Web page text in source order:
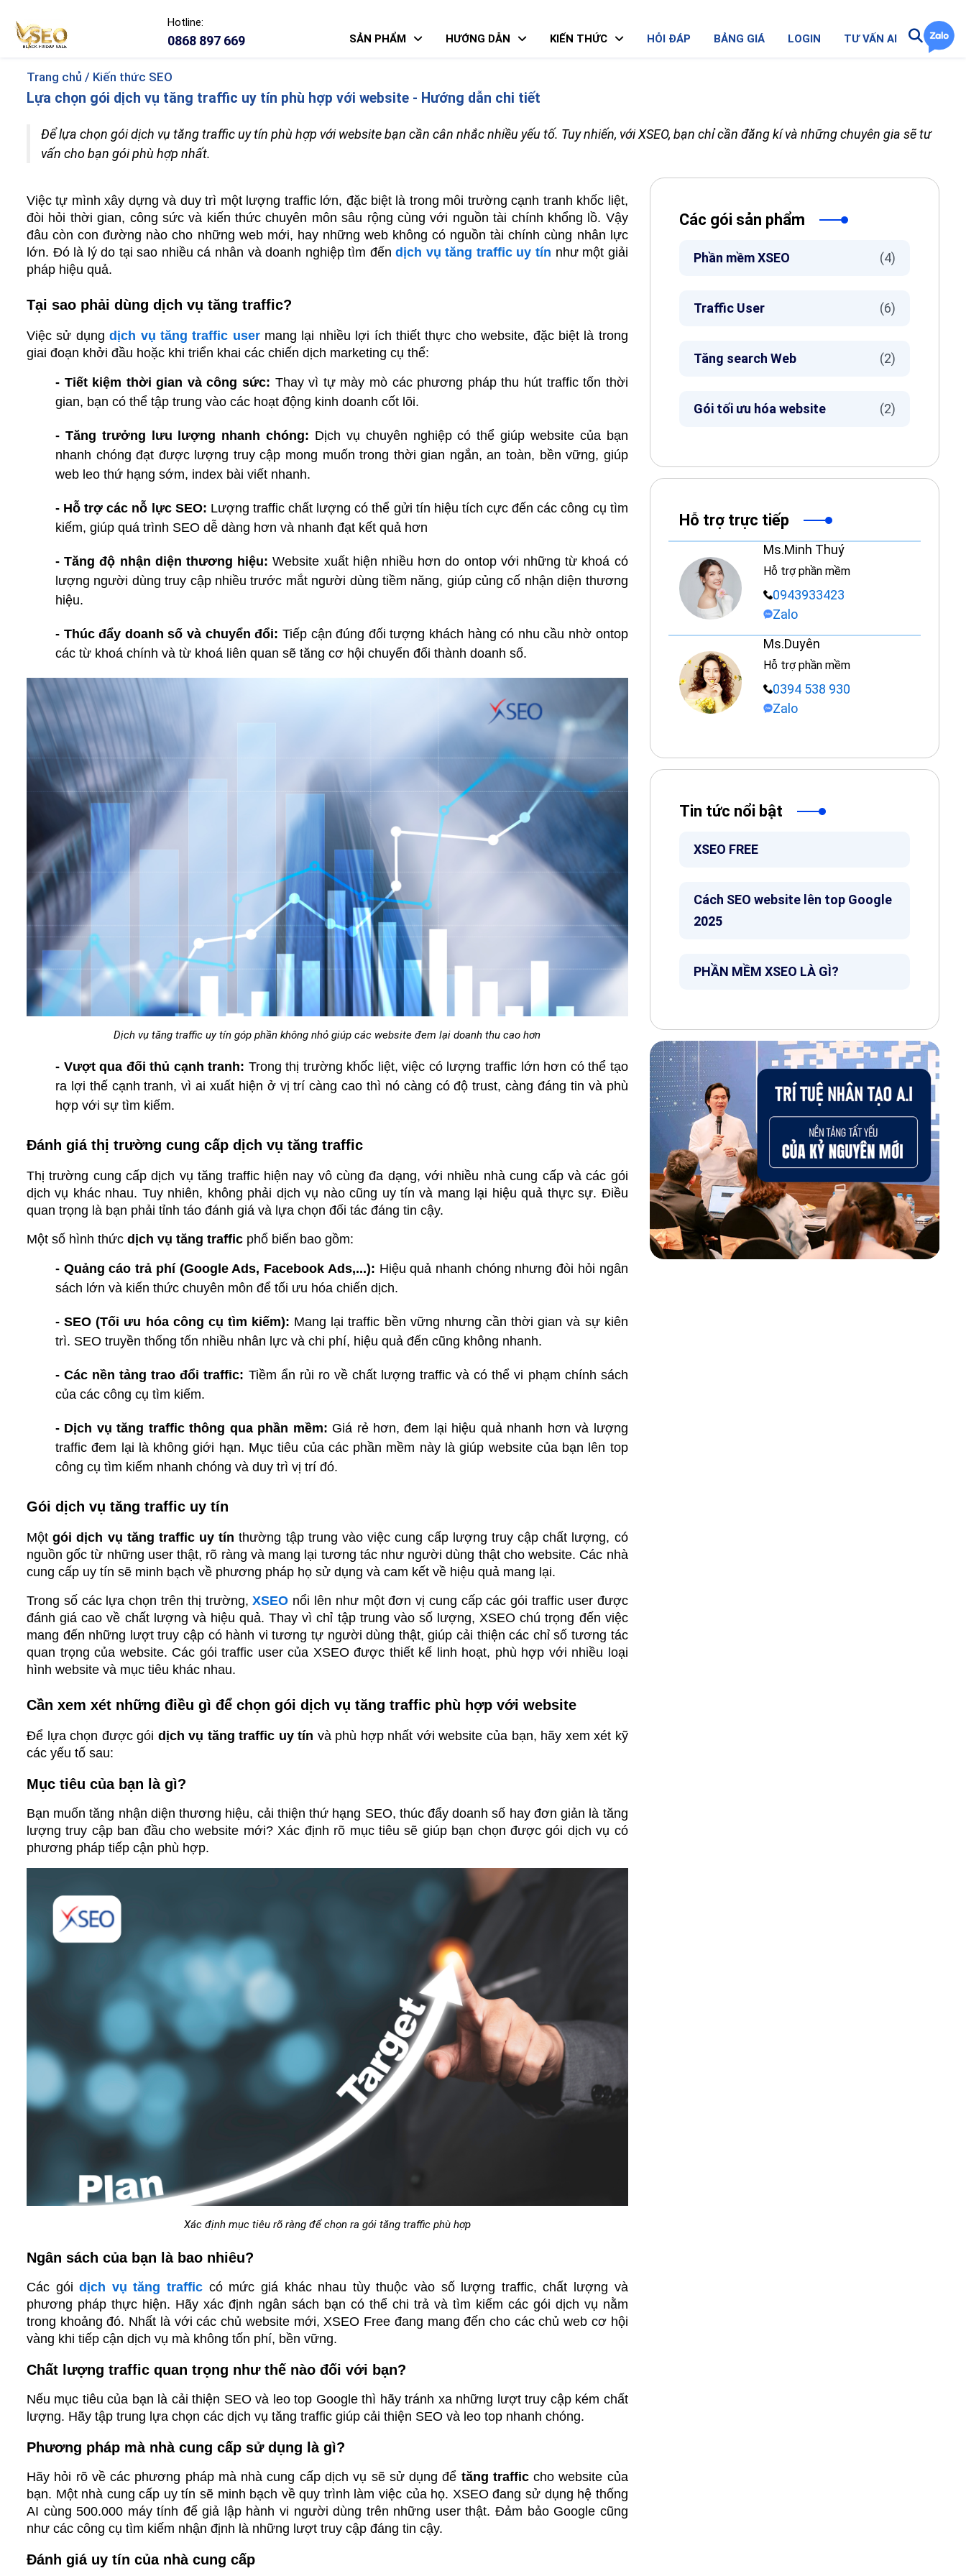
Hotline:
0868 897 669 SẢN PHẨM HƯỚNG DẪN KIẾN THỨC HỎI ĐÁP BẢNG GIÁ LOGIN TƯ VẤN AI
Trang chủ / Kiến thức SEO
Lựa chọn gói dịch vụ tăng traffic uy tín phù hợp với website - Hướng dẫn chi tiết
Để lựa chọn gói dịch vụ tăng traffic uy tín phù hợp với website bạn cần cân nhắc nhiều yếu tố. Tuy nhiến, với XSEO, bạn chỉ cần đăng kí và những chuyên gia sẽ tư
vấn cho bạn gói phù hợp nhất.
Việc tự mình xây dựng và duy trì một lượng traffic lớn, đặc biệt là trong môi trường cạnh tranh khốc liệt,
đòi hỏi thời gian, công sức và kiến thức chuyên môn sâu rộng cùng với nguồn tài chính khổng lồ. Vậy
đâu còn con đường nào cho những web mới, hay những web không có nguồn tài chính cùng nhân lực
lớn. Đó là lý do tại sao nhiều cá nhân và doanh nghiệp tìm đến dịch vụ tăng traffic uy tín như một giải
pháp hiệu quả.
Tại sao phải dùng dịch vụ tăng traffic?
Việc sử dụng dịch vụ tăng traffic user mang lại nhiều lợi ích thiết thực cho website, đặc biệt là trong
giai đoạn khởi đầu hoặc khi triển khai các chiến dịch marketing cụ thể:
- Tiết kiệm thời gian và công sức: Thay vì tự mày mò các phương pháp thu hút traffic tốn thời
gian, bạn có thể tập trung vào các hoạt động kinh doanh cốt lõi.
- Tăng trưởng lưu lượng nhanh chóng: Dịch vụ chuyên nghiệp có thể giúp website của bạn
nhanh chóng đạt được lượng truy cập mong muốn trong thời gian ngắn, an toàn, bền vững, giúp
web leo thứ hạng sớm, index bài viết nhanh.
- Hỗ trợ các nỗ lực SEO: Lượng traffic chất lượng có thể gửi tín hiệu tích cực đến các công cụ tìm
kiếm, giúp quá trình SEO dễ dàng hơn và nhanh đạt kết quả hơn
- Tăng độ nhận diện thương hiệu: Website xuất hiện nhiều hơn do ontop với những từ khoá có
lượng người dùng truy cập nhiều trước mắt người dùng tiềm năng, giúp củng cố nhận diện thương
hiệu.
- Thúc đẩy doanh số và chuyển đổi: Tiếp cận đúng đối tượng khách hàng có nhu cầu nhờ ontop
các từ khoá chính và từ khoá liên quan sẽ tăng cơ hội chuyển đổi thành doanh số.
Dịch vụ tăng traffic uy tín góp phần không nhỏ giúp các website đem lại doanh thu cao hơn
- Vượt qua đối thủ cạnh tranh: Trong thị trường khốc liệt, việc có lượng traffic lớn hơn có thể tạo
ra lợi thế cạnh tranh, vì ai xuất hiện ở vị trí càng cao thì nó càng có độ trust, càng đáng tin và phù
hợp với sự tìm kiếm.
Đánh giá thị trường cung cấp dịch vụ tăng traffic
Thị trường cung cấp dịch vụ tăng traffic hiện nay vô cùng đa dạng, với nhiều nhà cung cấp và các gói
dịch vụ khác nhau. Tuy nhiên, không phải dịch vụ nào cũng uy tín và mang lại hiệu quả thực sự. Điều
quan trọng là bạn phải tỉnh táo đánh giá và lựa chọn đối tác đáng tin cậy.
Một số hình thức dịch vụ tăng traffic phổ biến bao gồm:
- Quảng cáo trả phí (Google Ads, Facebook Ads,...): Hiệu quả nhanh chóng nhưng đòi hỏi ngân
sách lớn và kiến thức chuyên môn để tối ưu hóa chiến dịch.
- SEO (Tối ưu hóa công cụ tìm kiếm): Mang lại traffic bền vững nhưng cần thời gian và sự kiên
trì. SEO truyền thống tốn nhiều nhân lực và chi phí, hiệu quả đến cũng không nhanh.
- Các nền tảng trao đổi traffic: Tiềm ẩn rủi ro về chất lượng traffic và có thể vi phạm chính sách
của các công cụ tìm kiếm.
- Dịch vụ tăng traffic thông qua phần mềm: Giá rẻ hơn, đem lại hiệu quả nhanh hơn và lượng
traffic đem lại là không giới hạn. Mục tiêu của các phần mềm này là giúp website của bạn lên top
công cụ tìm kiếm nhanh chóng và duy trì vị trí đó.
Gói dịch vụ tăng traffic uy tín
Một gói dịch vụ tăng traffic uy tín thường tập trung vào việc cung cấp lượng truy cập chất lượng, có
nguồn gốc từ những user thật, rõ ràng và mang lại tương tác như người dùng thật cho website. Các nhà
cung cấp uy tín sẽ minh bạch về phương pháp họ sử dụng và cam kết về hiệu quả mang lại.
Trong số các lựa chọn trên thị trường, XSEO nổi lên như một đơn vị cung cấp các gói traffic user được
đánh giá cao về chất lượng và hiệu quả. Thay vì chỉ tập trung vào số lượng, XSEO chú trọng đến việc
mang đến những lượt truy cập có hành vi tương tự người dùng thật, giúp cải thiện các chỉ số tương tác
quan trọng của website. Các gói traffic user của XSEO được thiết kế linh hoạt, phù hợp với nhiều loại
hình website và mục tiêu khác nhau.
Cần xem xét những điều gì để chọn gói dịch vụ tăng traffic phù hợp với website
Để lựa chọn được gói dịch vụ tăng traffic uy tín và phù hợp nhất với website của bạn, hãy xem xét kỹ
các yếu tố sau:
Mục tiêu của bạn là gì?
Bạn muốn tăng nhận diện thương hiệu, cải thiện thứ hạng SEO, thúc đẩy doanh số hay đơn giản là tăng
lượng truy cập ban đầu cho website mới? Xác định rõ mục tiêu sẽ giúp bạn chọn được gói dịch vụ có
phương pháp tiếp cận phù hợp.
Xác định mục tiêu rõ ràng để chọn ra gói tăng traffic phù hợp
Ngân sách của bạn là bao nhiêu?
Các gói dịch vụ tăng traffic có mức giá khác nhau tùy thuộc vào số lượng traffic, chất lượng và
phương pháp thực hiện. Hãy xác định ngân sách bạn có thể chi trả và tìm kiếm các gói dịch vụ nằm
trong khoảng đó. Nhất là với các chủ website mới, XSEO Free đang mang đến cho các chủ web cơ hội
vàng khi tiếp cận dịch vụ mà không tốn phí, bền vững.
Chất lượng traffic quan trọng như thế nào đối với bạn?
Nếu mục tiêu của bạn là cải thiện SEO và leo top Google thì hãy tránh xa những lượt truy cập kém chất
lượng. Hãy tập trung lựa chọn các dịch vụ tăng traffic giúp cải thiện SEO và leo top nhanh chóng.
Phương pháp mà nhà cung cấp sử dụng là gì?
Hãy hỏi rõ về các phương pháp mà nhà cung cấp dịch vụ sẽ sử dụng để tăng traffic cho website của
bạn. Một nhà cung cấp uy tín sẽ minh bạch về quy trình làm việc của họ. XSEO đang sử dụng hệ thống
AI cùng 500.000 máy tính để giả lập hành vi người dùng trên những user thật. Đảm bảo Google cũng
như các công cụ tìm kiếm nhận định là những lượt truy cập đáng tin cậy.
Đánh giá uy tín của nhà cung cấp
Các gói sản phẩm
Phần mềm XSEO (4)
Traffic User (6)
Tăng search Web (2)
Gói tối ưu hóa website (2)
Hỗ trợ trực tiếp
Ms.Minh Thuý
Hỗ trợ phần mềm
0943933423
Zalo
Ms.Duyên
Hỗ trợ phần mềm
0394 538 930
Zalo
Tin tức nổi bật
XSEO FREE
Cách SEO website lên top Google
2025
PHẦN MỀM XSEO LÀ GÌ?